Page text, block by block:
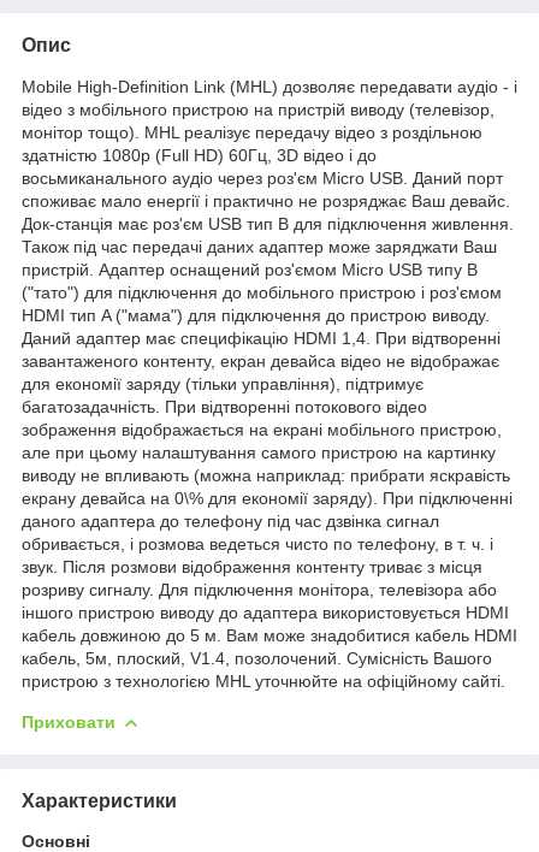
Опис
Mobile High-Definition Link (MHL) дозволяє передавати аудіо - і
відео з мобільного пристрою на пристрій виводу (телевізор,
монітор тощо). MHL реалізує передачу відео з роздільною
здатністю 1080p (Full HD) 60Гц, 3D відео і до
восьмиканального аудіо через роз'єм Micro USB. Даний порт
споживає мало енергії і практично не розряджає Ваш девайс.
Док-станція має роз'єм USB тип B для підключення живлення.
Також під час передачі даних адаптер може заряджати Ваш
пристрій. Адаптер оснащений роз'ємом Micro USB типу B
("тато") для підключення до мобільного пристрою і роз'ємом
HDMI тип A ("мама") для підключення до пристрою виводу.
Даний адаптер має специфікацію HDMI 1,4. При відтворенні
завантаженого контенту, екран девайса відео не відображає
для економії заряду (тільки управління), підтримує
багатозадачність. При відтворенні потокового відео
зображення відображається на екрані мобільного пристрою,
але при цьому налаштування самого пристрою на картинку
виводу не впливають (можна наприклад: прибрати яскравість
екрану девайса на 0\% для економії заряду). При підключенні
даного адаптера до телефону під час дзвінка сигнал
обривається, і розмова ведеться чисто по телефону, в т. ч. і
звук. Після розмови відображення контенту триває з місця
розриву сигналу. Для підключення монітора, телевізора або
іншого пристрою виводу до адаптера використовується HDMI
кабель довжиною до 5 м. Вам може знадобитися кабель HDMI
кабель, 5м, плоский, V1.4, позолочений. Сумісність Вашого
пристрою з технологією MHL уточнюйте на офіційному сайті.
Приховати
Характеристики
Основні